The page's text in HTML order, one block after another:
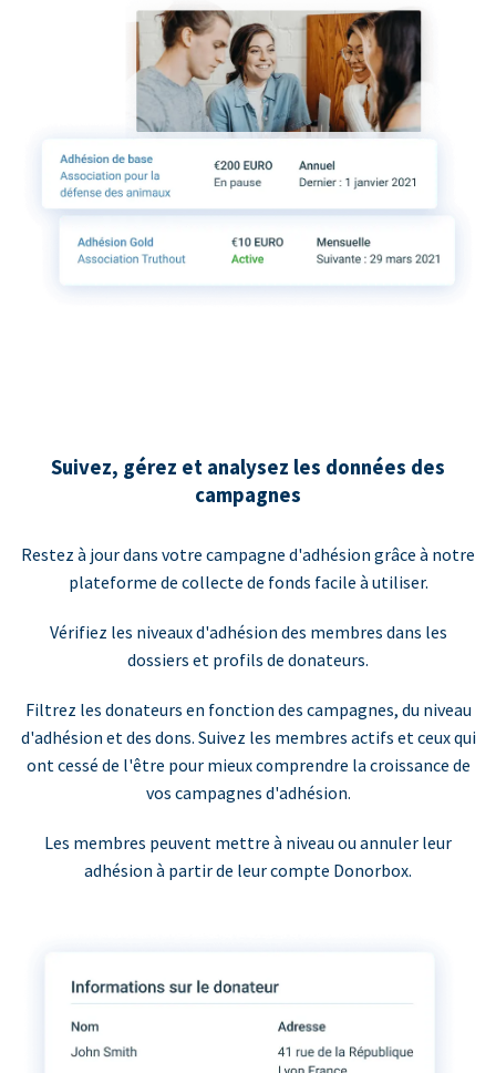
Suivez, gérez et analysez les données des
campagnes
Restez à jour dans votre campagne d'adhésion grâce à notre
plateforme de collecte de fonds facile à utiliser.
Vérifiez les niveaux d'adhésion des membres dans les
dossiers et profils de donateurs.
Filtrez les donateurs en fonction des campagnes, du niveau
d'adhésion et des dons. Suivez les membres actifs et ceux qui
ont cessé de l'être pour mieux comprendre la croissance de
vos campagnes d'adhésion.
Les membres peuvent mettre à niveau ou annuler leur
adhésion à partir de leur compte Donorbox.